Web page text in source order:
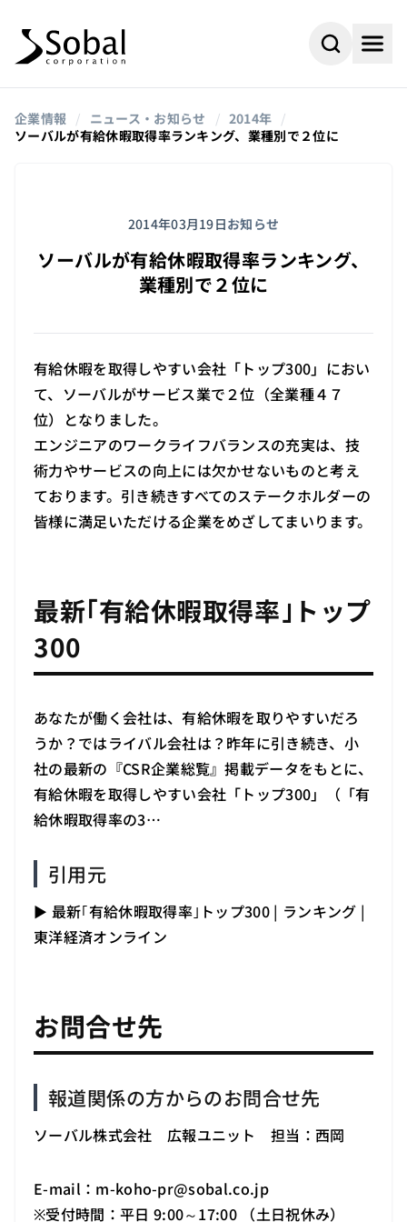
よく検索されるキーワード #AI #採用情報
#ビジネスパートナー #組込み
企業情報 / ニュース・お知らせ / 2014年 /
ソーバルが有給休暇取得率ランキング、業種別で２位に
2014年03月19日お知らせ
ソーバルが有給休暇取得率ランキング、
業種別で２位に
有給休暇を取得しやすい会社「トップ300」におい
て、ソーバルがサービス業で２位（全業種４７
位）となりました。
エンジニアのワークライフバランスの充実は、技
術力やサービスの向上には欠かせないものと考え
ております。引き続きすべてのステークホルダーの
皆様に満足いただける企業をめざしてまいります。
最新｢有給休暇取得率｣トップ
300
あなたが働く会社は、有給休暇を取りやすいだろ
うか？ではライバル会社は？昨年に引き続き、小
社の最新の『CSR企業総覧』掲載データをもとに、
有給休暇を取得しやすい会社「トップ300」（「有
給休暇取得率の3…
引用元
▶ 最新｢有給休暇取得率｣トップ300 | ランキング |
東洋経済オンライン（新しいタブで開きます）
お問合せ先
報道関係の方からのお問合せ先
ソーバル株式会社 広報ユニット 担当：西岡
E-mail：m-koho-pr@sobal.co.jp
※受付時間：平日 9:00～17:00 （土日祝休み）